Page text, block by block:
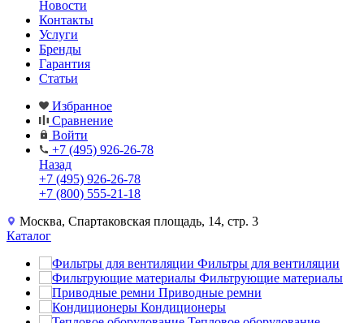
Новости
Контакты
Услуги
Бренды
Гарантия
Статьи
Избранное
Сравнение
Войти
+7 (495) 926-26-78
Назад
+7 (495) 926-26-78
+7 (800) 555-21-18
Москва, Спартаковская площадь, 14, стр. 3
Каталог
Фильтры для вентиляции
Фильтрующие материалы
Приводные ремни
Кондиционеры